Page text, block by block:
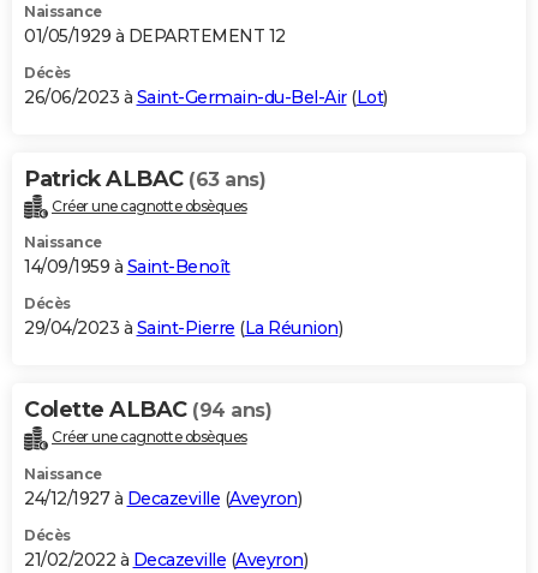
Naissance
01/05/1929 à DEPARTEMENT 12
Décès
26/06/2023 à Saint-Germain-du-Bel-Air(Lot)
Patrick ALBAC (63 ans)
Créer une cagnotte obsèques
Naissance
14/09/1959 à Saint-Benoît
Décès
29/04/2023 à Saint-Pierre (La Réunion)
Colette ALBAC (94 ans)
Créer une cagnotte obsèques
Naissance
24/12/1927 à Decazeville (Aveyron)
Décès
21/02/2022 à Decazeville (Aveyron)